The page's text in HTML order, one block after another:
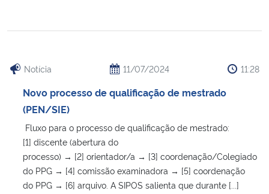
Notícia 11/07/2024 11:28
Novo processo de qualificação de mestrado
(PEN/SIE)
Fluxo para o processo de qualificação de mestrado:
[1] discente (abertura do
processo) → [2] orientador/a → [3] coordenação/Colegiado
do PPG → [4] comissão examinadora → [5] coordenação
do PPG → [6] arquivo. A SIPOS salienta que durante [...]